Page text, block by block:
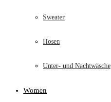
Sweater
Hosen
Unter- und Nachtwäsche
Women